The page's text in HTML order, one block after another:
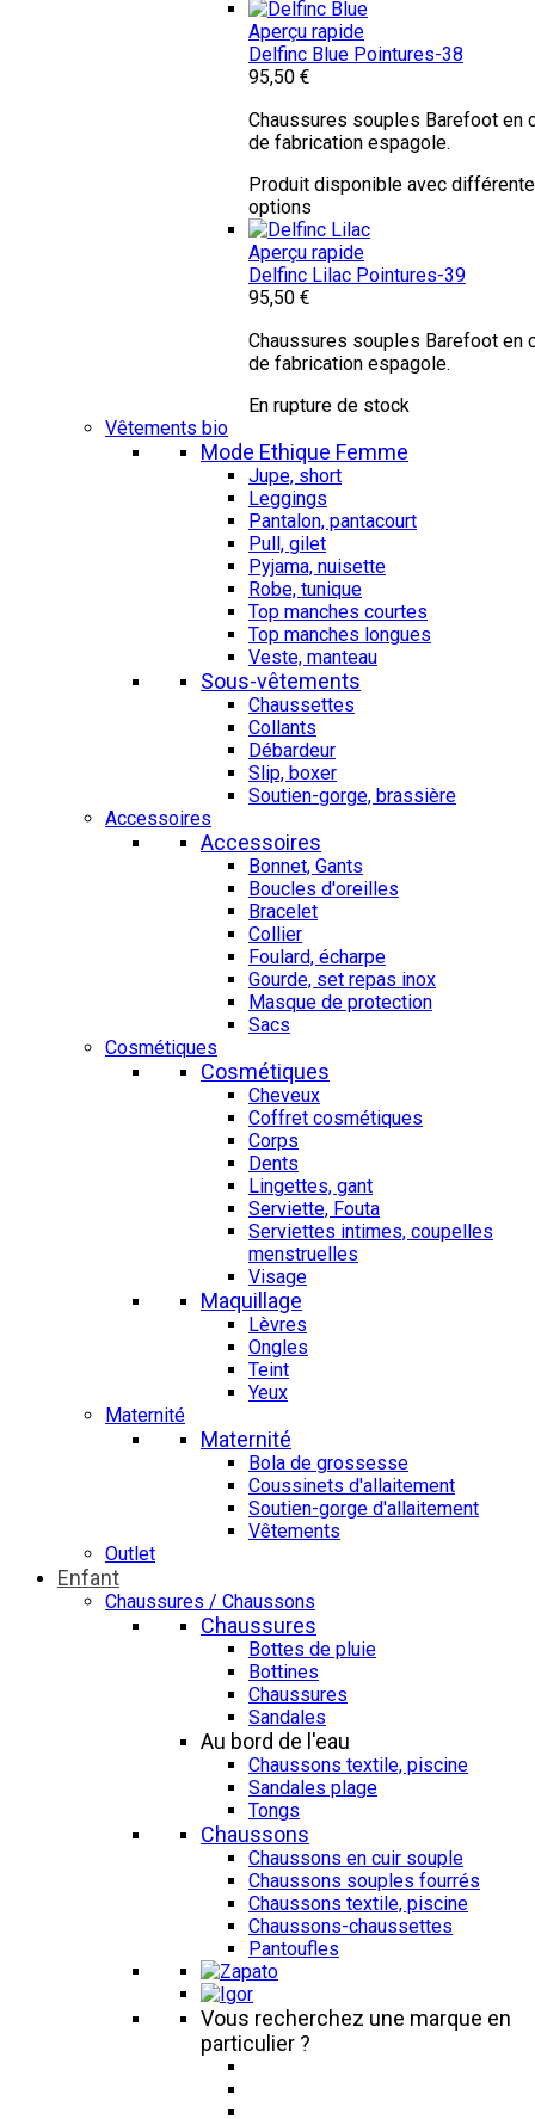
Aperçu rapide
Delfinc Blue Pointures-38
95,50 €
Chaussures souples Barefoot en
de fabrication espagole.
Produit disponible avec
options
Aperçu rapide
Delfinc Lilac Pointures-39
95,50 €
Chaussures souples Barefoot en
de fabrication espagole.
En rupture de stock
Vêtements bio
Mode Ethique Femme
Jupe, short
Leggings
Pantalon, pantacourt
Pull, gilet
Pyjama, nuisette
Robe, tunique
Top manches courtes
Top manches longues
Veste, manteau
Sous-vêtements
Chaussettes
Collants
Débardeur
Slip, boxer
Soutien-gorge, brassière
Accessoires
Accessoires
Bonnet, Gants
Boucles d'oreilles
Bracelet
Collier
Foulard, écharpe
Gourde, set repas inox
Masque de protection
Sacs
Cosmétiques
Cosmétiques
Cheveux
Coffret cosmétiques
Corps
Dents
Lingettes, gant
Serviette, Fouta
Serviettes intimes, coupelles
menstruelles
Visage
Maquillage
Lèvres
Ongles
Teint
Yeux
Maternité
Maternité
Bola de grossesse
Coussinets d'allaitement
Soutien-gorge d'allaitement
Vêtements
Outlet
Enfant
Chaussures / Chaussons
Chaussures
Bottes de pluie
Bottines
Chaussures
Sandales
Au bord de l'eau
Chaussons textile, piscine
Sandales plage
Tongs
Chaussons
Chaussons en cuir souple
Chaussons souples fourrés
Chaussons textile, piscine
Chaussons-chaussettes
Pantoufles
Vous recherchez une marque en
particulier ?